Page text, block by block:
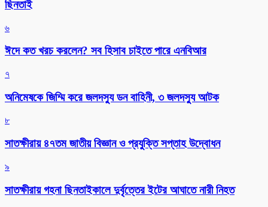
ছিনতাই
৬
ঈদে কত খরচ করলেন? সব হিসাব চাইতে পারে এনবিআর
৭
অনিমেষকে জিম্মি করে জলদস্যু ডন বাহিনী, ৩ জলদস্যু আটক
৮
সাতক্ষীরায় ৪৭তম জাতীয় বিজ্ঞান ও প্রযুক্তি সপ্তাহ উদ্বোধন
৯
সাতক্ষীরায় গহনা ছিনতাইকালে দুর্বৃত্তের ইটের আঘাতে নারী নিহত